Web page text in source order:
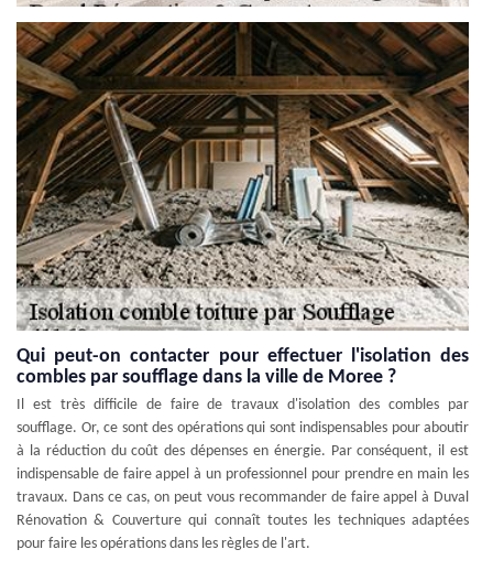
Qui peut-on contacter pour effectuer l'isolation des
combles par soufflage dans la ville de Moree ?
Il est très difficile de faire de travaux d'isolation des combles par
soufflage. Or, ce sont des opérations qui sont indispensables pour aboutir
à la réduction du coût des dépenses en énergie. Par conséquent, il est
indispensable de faire appel à un professionnel pour prendre en main les
travaux. Dans ce cas, on peut vous recommander de faire appel à Duval
Rénovation & Couverture qui connaît toutes les techniques adaptées
pour faire les opérations dans les règles de l'art.